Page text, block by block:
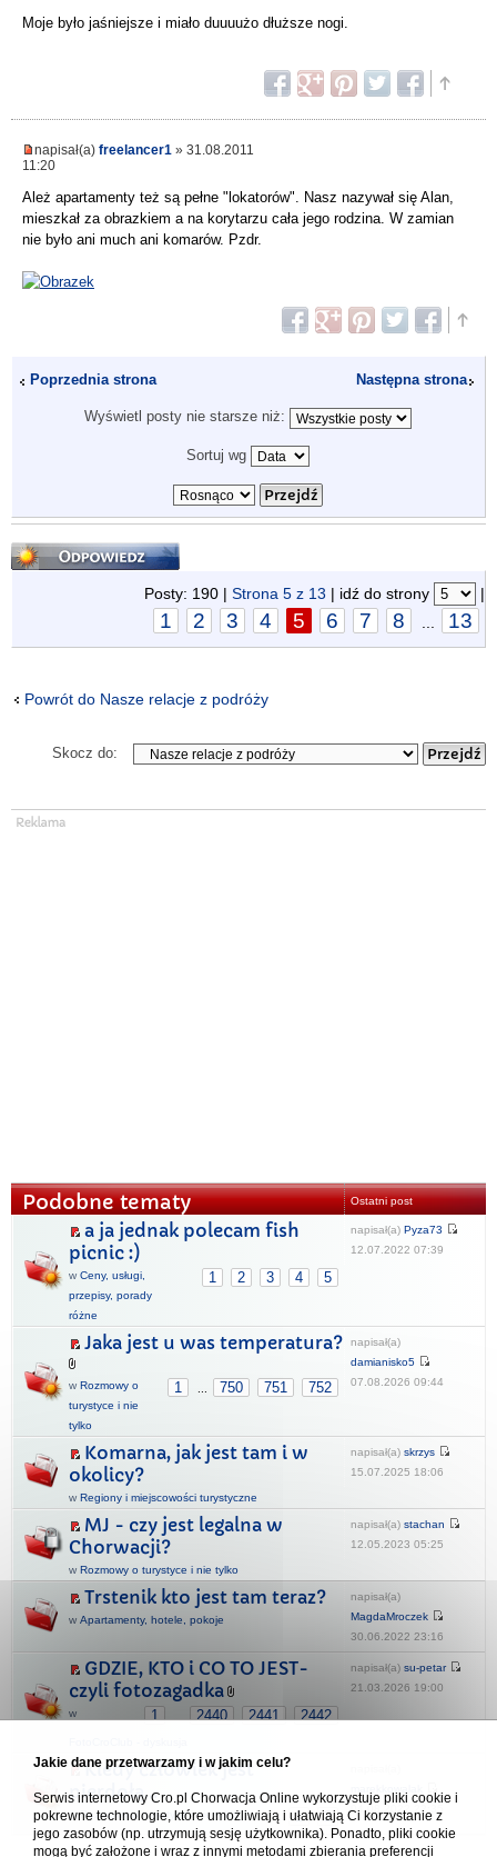
Moje było jaśniejsze i miało duuuużo dłuższe nogi.
napisał(a) freelancer1 » 31.08.2011
11:20
Ależ apartamenty też są pełne "lokatorów". Nasz nazywał się Alan,
mieszkał za obrazkiem a na korytarzu cała jego rodzina. W zamian
nie było ani much ani komarów. Pzdr.
Poprzednia strona Następna strona
Wyświetl posty nie starsze niż:
Sortuj wg
Odpowiedz
Posty: 190 | Strona 5 z 13 | idź do strony |
1 2 3 4 5 6 7 8 ... 13
Powrót do Nasze relacje z podróży
Skocz do:
Podobne tematy Ostatni post
a ja jednak polecam fish
picnic :)
1 2 3 4 5
w Ceny, usługi,
przepisy, porady
różne
napisał(a) Pyza73
12.07.2022 07:39
Jaka jest u was temperatura?
1 ... 750 751 752
w Rozmowy o
turystyce i nie
tylko
napisał(a)
damianisko5
07.08.2026 09:44
Komarna, jak jest tam i w
okolicy?
w Regiony i miejscowości turystyczne
napisał(a) skrzys
15.07.2025 18:06
MJ - czy jest legalna w
Chorwacji?
w Rozmowy o turystyce i nie tylko
napisał(a) stachan
12.05.2023 05:25
Trstenik kto jest tam teraz?
w Apartamenty, hotele, pokoje
napisał(a)
MagdaMroczek
30.06.2022 23:16
GDZIE, KTO i CO TO JEST-
czyli fotozagadka
1 ... 2440 2441 2442
w
napisał(a) su-petar
21.03.2026 19:00
Kiedy człowiek jest
pierdołą...
1 2
wRozmowy o turystyce i nie tylko
04.08.2022 22:35
Jakie dane przetwarzamy i w jakim celu?
Serwis internetowy Cro.pl Chorwacja Online wykorzystuje pliki cookie i
pokrewne technologie, które umożliwiają i ułatwiają Ci korzystanie z
jego zasobów (np. utrzymują sesję użytkownika). Ponadto, pliki cookie
mogą być założone i wraz z innymi metodami zbierania preferencji